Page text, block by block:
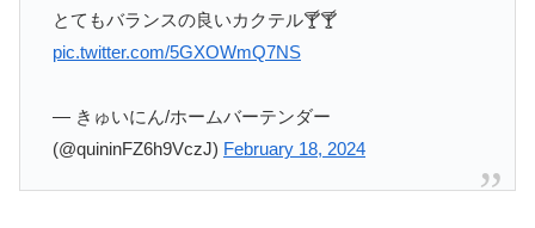
とてもバランスの良いカクテル🍸🍸
pic.twitter.com/5GXOWmQ7NS
— きゅいにん/ホームバーテンダー
(@quininFZ6h9VczJ) February 18, 2024